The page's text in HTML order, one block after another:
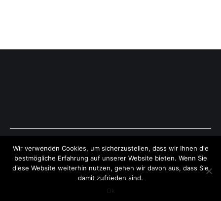
Copyright © 2026ExpressAntworten.com . All rights reserved.
Theme:Cenote by ThemeGrill. Powered byWordPress .
Wir verwenden Cookies, um sicherzustellen, dass wir Ihnen die
bestmögliche Erfahrung auf unserer Website bieten. Wenn Sie
diese Website weiterhin nutzen, gehen wir davon aus, dass Sie
damit zufrieden sind.
Ok